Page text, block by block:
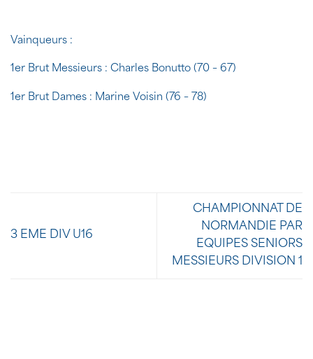
Vainqueurs :
1er Brut Messieurs : Charles Bonutto (70 – 67)
1er Brut Dames : Marine Voisin (76 – 78)
3 EME DIV U16
CHAMPIONNAT DE
NORMANDIE PAR
EQUIPES SENIORS
MESSIEURS DIVISION 1